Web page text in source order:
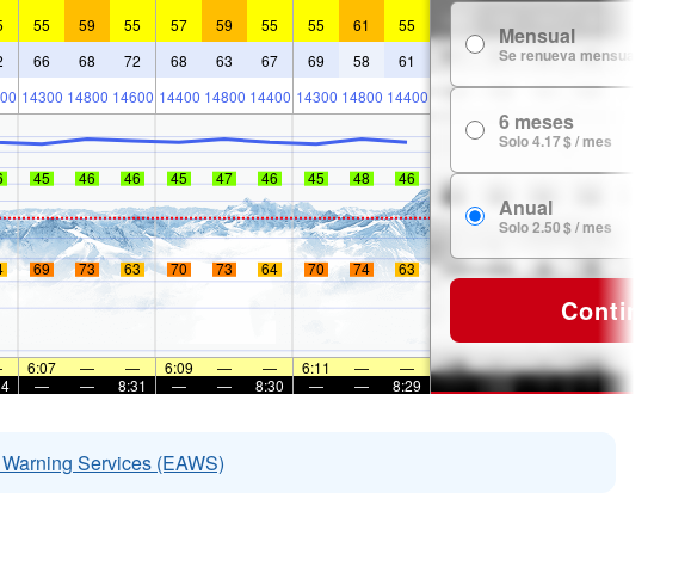
55 59 55 57 59 55 55 61 55
66 68 72 68 63 67 69 58 61
14300 14800 14600 14400 14800 14400 14300 14800 14400
45 46 46 45 47 46 45 48 46
69 73 63 70 73 64 70 74 63
6:07 — — 6:09 — — 6:11 —
—
— — 8:31 — — 8:30 — — 8:29
Mensual
Se renueva mensualmente
6 meses
Solo 4.17 $ / mes
Anual
Solo 2.50 $ / mes
Continuar
Services (EAWS)